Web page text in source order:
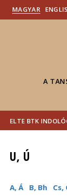
MAGYAR
A
ELTE BTK
U, Ú
A, Á B, Bh Cs,